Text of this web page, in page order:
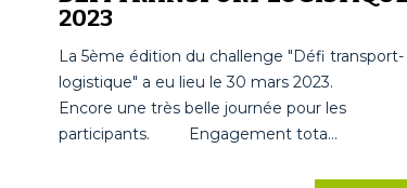
2023
La 5ème édition du challenge "Défi transport-
logistique" a eu lieu le 30 mars 2023.
Encore une très belle journée pour les
participants. Engagement tota...